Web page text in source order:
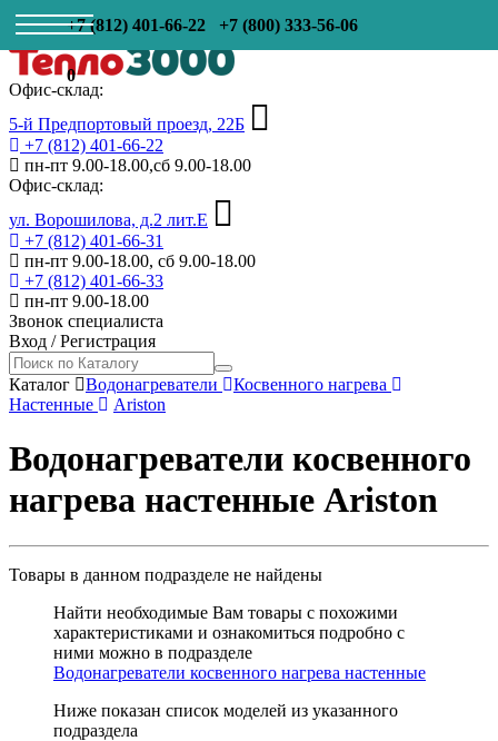
+7 (812) 401-66-22 +7 (800) 333-56-06
0
Офис-склад:
5-й Предпортовый проезд, 22Б
+7 (812) 401-66-22
пн-пт 9.00-18.00,сб 9.00-18.00
Офис-склад:
ул. Ворошилова, д.2 лит.Е
+7 (812) 401-66-31
пн-пт 9.00-18.00, сб 9.00-18.00
+7 (812) 401-66-33
пн-пт 9.00-18.00
Звонок специалиста
Вход /Регистрация
Каталог Водонагреватели
Косвенного нагрева
Настенные
Ariston
Водонагреватели косвенного
нагрева настенные Ariston
Товары в данном подразделе не найдены
Найти необходимые Вам товары с похожими
характеристиками и ознакомиться подробно с
ними можно в подразделе
Водонагреватели косвенного нагрева настенные
Ниже показан список моделей из указанного
подраздела